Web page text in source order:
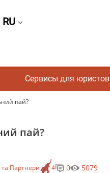
RU
Сервисы для юристов
пай?
пай?
Партнери 4 0 5079